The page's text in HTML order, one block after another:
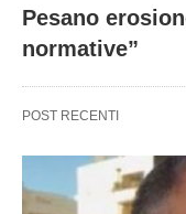
Pesano
normative”
POST RECENTI